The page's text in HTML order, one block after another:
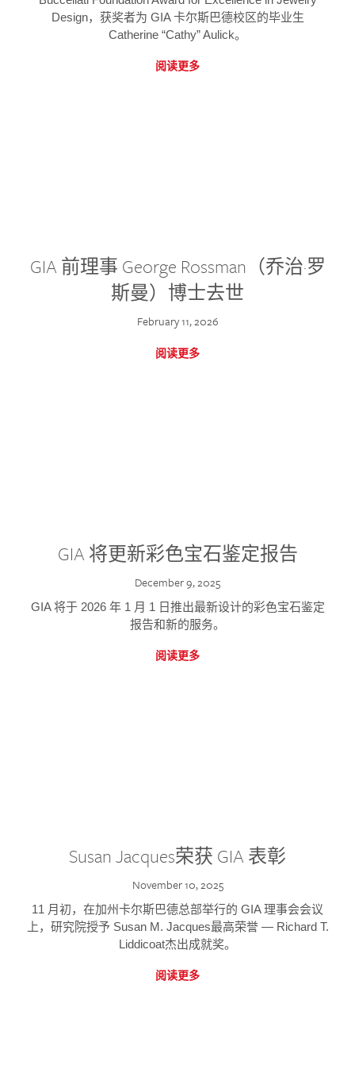
Design，获奖者为 GIA 卡尔斯巴德校区的毕业生
Catherine “Cathy” Aulick。
阅读更多
GIA 前理事 George Rossman（乔治·罗
斯曼）博士去世
February 11, 2026
阅读更多
GIA 将更新彩色宝石鉴定报告
December 9, 2025
GIA 将于 2026 年 1 月 1 日推出最新设计的彩色宝石鉴定
报告和新的服务。
阅读更多
Susan Jacques荣获 GIA 表彰
November 10, 2025
11 月初，在加州卡尔斯巴德总部举行的 GIA 理事会会议
上，研究院授予 Susan M. Jacques最高荣誉 — Richard T.
Liddicoat杰出成就奖。
阅读更多